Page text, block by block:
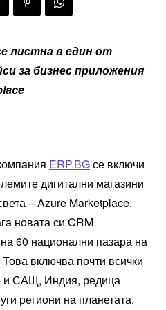
листна в един от
за бизнес приложения
ERP.BGсе включи
дигитални магазини
– Azure Marketplace.
новата си CRM
на 60 национални пазара на
включва почти всички
и САЩ, Индия, редица
региони на планетата.